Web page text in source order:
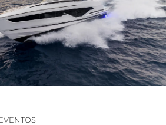
SOMOS?
EQUIPO